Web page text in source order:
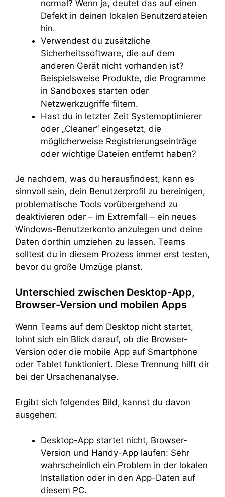
normal? Wenn ja, deutet das auf einen
Defekt in deinen lokalen Benutzerdateien
hin.
Verwendest du zusätzliche
Sicherheitssoftware, die auf dem
anderen Gerät nicht vorhanden ist?
Beispielsweise Produkte, die Programme
in Sandboxes starten oder
Netzwerkzugriffe filtern.
Hast du in letzter Zeit Systemoptimierer
oder „Cleaner“ eingesetzt, die
möglicherweise Registrierungseinträge
oder wichtige Dateien entfernt haben?
Je nachdem, was du herausfindest, kann es
sinnvoll sein, dein Benutzerprofil zu bereinigen,
problematische Tools vorübergehend zu
deaktivieren oder – im Extremfall – ein neues
Windows-Benutzerkonto anzulegen und deine
Daten dorthin umziehen zu lassen. Teams
solltest du in diesem Prozess immer erst testen,
bevor du große Umzüge planst.
Unterschied zwischen Desktop-App,
Browser-Version und mobilen Apps
Wenn Teams auf dem Desktop nicht startet,
lohnt sich ein Blick darauf, ob die Browser-
Version oder die mobile App auf Smartphone
oder Tablet funktioniert. Diese Trennung hilft dir
bei der Ursachenanalyse.
Ergibt sich folgendes Bild, kannst du davon
ausgehen:
Desktop-App startet nicht, Browser-
Version und Handy-App laufen: Sehr
wahrscheinlich ein Problem in der lokalen
Installation oder in den App-Daten auf
diesem PC.